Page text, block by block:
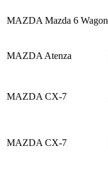
MAZDA Mazda 6 Wagon
MAZDA Atenza
MAZDA CX-7
MAZDA CX-7